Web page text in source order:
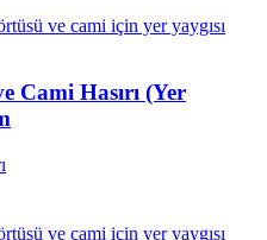
Cami Hasırı (Yer